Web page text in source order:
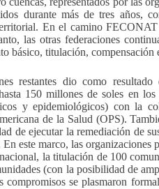
durante más de tres años,
En el camino
las otras federaciones
básico, titulación, compensación
restantes dio como
150 millones de soles en
y epidemiológicos) con la
de la Salud (OPS).
de ejecutar la remediación de
este marco, las organizaciones
la titulación de 100
(con la posibilidad de
se plasmaron